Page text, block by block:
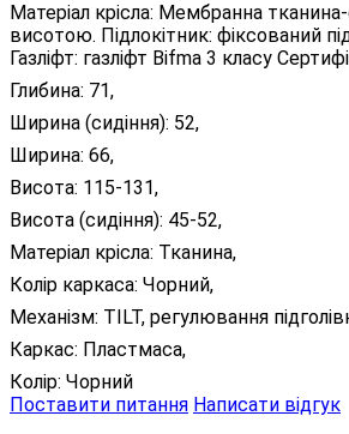
Матеріал крісла: Мембранна
висотою. Підлокітник: фіксований
Газліфт: газліфт Bifma 3 класу
Глибина: 71,
Ширина (сидіння): 52,
Ширина: 66,
Висота: 115-131,
Висота (сидіння): 45-52,
Матеріал крісла: Тканина,
Колір каркаса: Чорний,
Механізм: TILT, регулювання
Каркас: Пластмаса,
Колір: Чорний
Поставити питання Написати відгук